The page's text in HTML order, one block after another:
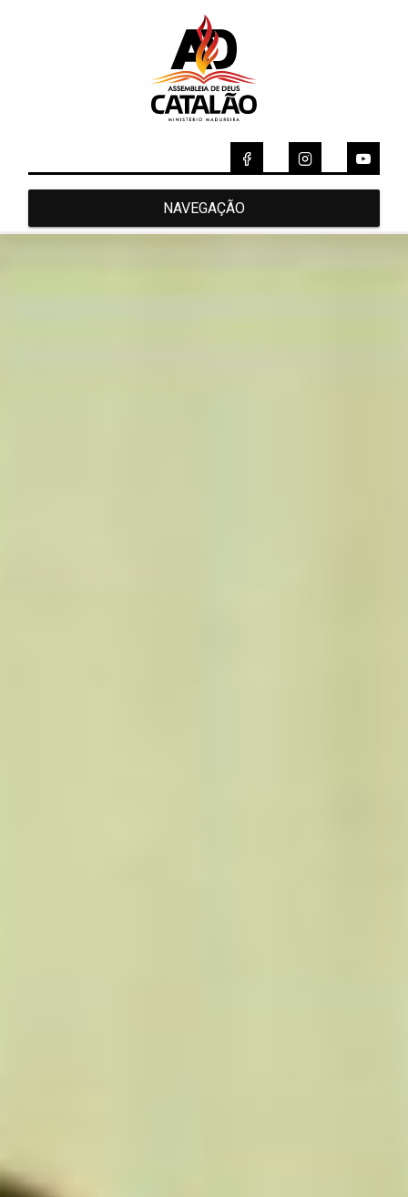
NAVEGAÇÃO